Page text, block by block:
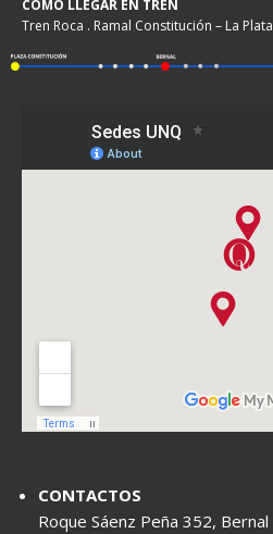
COMO LLEGAR EN TREN
Tren Roca . Ramal Constitución – La Plata
CONTACTOS
Roque Sáenz Peña 352, Bernal